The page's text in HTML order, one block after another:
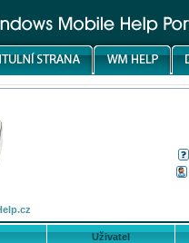
Uživatel